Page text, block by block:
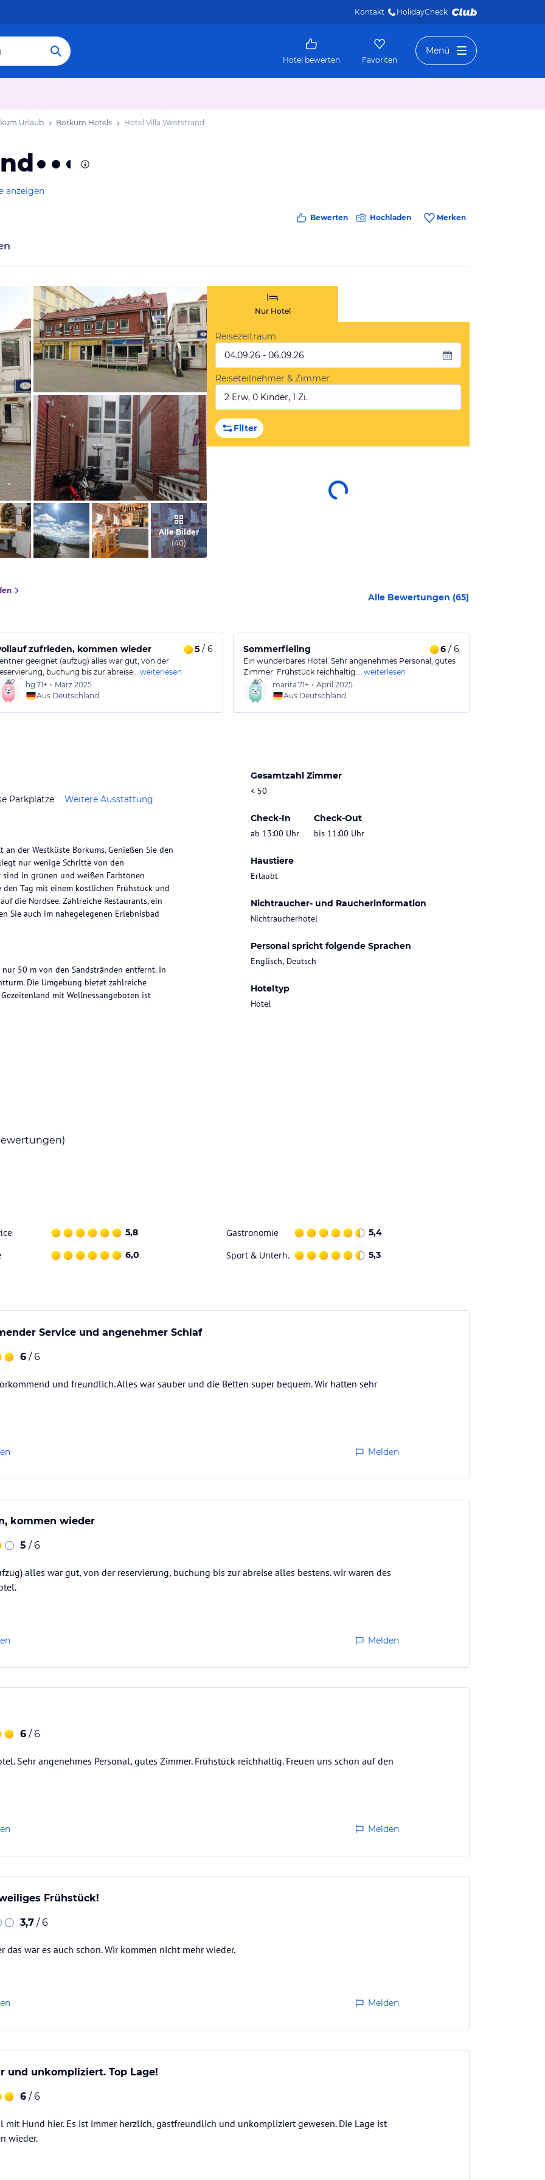
Kontakt HolidayCheck
Hotel bewerten Favoriten
Menü
Urlaub Borkum Hotels Hotel Villa Weststrand
anzeigen
Bewerten Hochladen Merken
vom Hotelier, Februar 2012
von Jürgen, April 2022
Alle Bilder
(40)
Nur Hotel
Reisezeitraum
04.09.26 - 06.09.26
Reiseteilnehmer & Zimmer
2 Erw, 0 Kinder, 1 Zi.
Filter
Alle Bewertungen (65)
zufrieden, kommen wieder 5/ 6
geeignet (aufzug) alles war gut, von der
buchung bis zur abreise… weiterlesen
hg 71+ • März 2025
Aus Deutschland
Sommerfieling 6/ 6
Ein wunderbares Hotel. Sehr angenehmes Personal, gutes
Zimmer. Frühstück reichhaltig.… weiterlesen
marita 71+ • April 2025
Aus Deutschland
Parkplätze Weitere Ausstattung
Gesamtzahl Zimmer
< 50
Check-In
ab 13:00 Uhr
Check-Out
bis 11:00 Uhr
Haustiere
Erlaubt
Nichtraucher- und Raucherinformation
Nichtraucherhotel
Personal spricht folgende Sprachen
Englisch, Deutsch
Hoteltyp
Hotel
der Westküste Borkums. Genießen Sie den
nur wenige Schritte von den
sind in grünen und weißen Farbtönen
Tag mit einem köstlichen Frühstück und
die Nordsee. Zahlreiche Restaurants, ein
Sie auch im nahegelegenen Erlebnisbad
50 m von den Sandstränden entfernt. In
Die Umgebung bietet zahlreiche
mit Wellnessangeboten ist
gehalten und bieten einen angenehmen
finden Sie auch eine Vielzahl von
in der Umgebung zu
und entspannen Sie in den
von Borkum.
Gewähr. Bitte lies vor der Buchung die
5,8 Gastronomie 5,4
6,0 Sport & Unterh. 5,3
Service und angenehmer Schlaf
6 / 6
und freundlich. Alles war sauber und die Betten super bequem. Wir hatten sehr
Melden
kommen wieder
5 / 6
alles war gut, von der reservierung, buchung bis zur abreise alles bestens. wir waren des
Melden
6 / 6
Sehr angenehmes Personal, gutes Zimmer. Frühstück reichhaltig. Freuen uns schon auf den
Melden
Frühstück!
3,7 / 6
das war es auch schon. Wir kommen nicht mehr wieder.
Melden
und unkompliziert. Top Lage!
6 / 6
mit Hund hier. Es ist immer herzlich, gastfreundlich und unkompliziert gewesen. Die Lage ist
wieder.